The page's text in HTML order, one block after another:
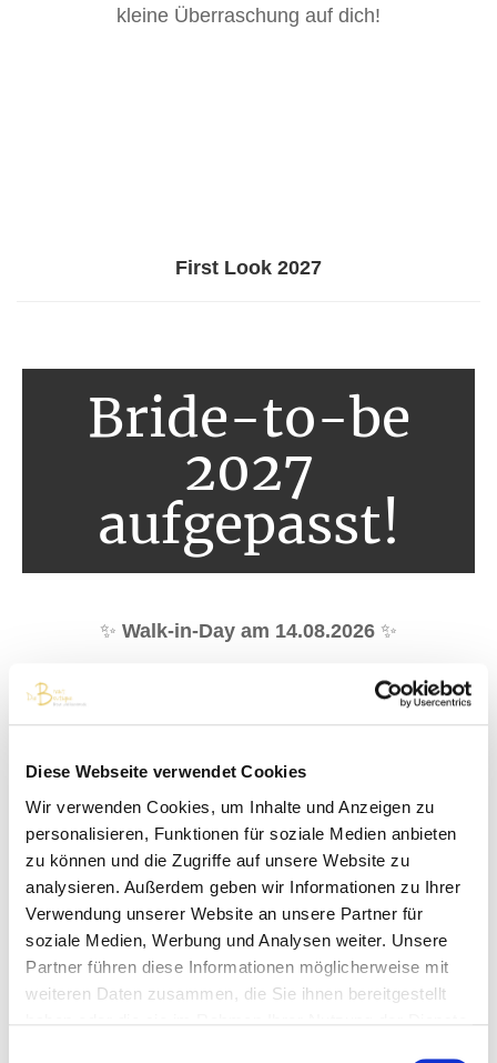
Diese Webseite verwendet Cookies
Wir verwenden Cookies, um Inhalte und Anzeigen zu
personalisieren, Funktionen für soziale Medien anbieten
zu können und die Zugriffe auf unsere Website zu
analysieren. Außerdem geben wir Informationen zu Ihrer
Verwendung unserer Website an unsere Partner für
soziale Medien, Werbung und Analysen weiter. Unsere
Partner führen diese Informationen möglicherweise mit
weiteren Daten zusammen, die Sie ihnen bereitgestellt
kleine Überraschung auf dich!
First Look 2027
Bride-to-be
2027
aufgepasst!
✨ Walk-in-Day am 14.08.2026 ✨
Lass dich von unserer Bridal Breeze inspirieren und
genieße am Freitag, den 14. August, von 14:00 bis
18:00 Uhr einen Nachmittag voller Leichtigkeit,
Lerne uns und unseren Store ganz unverbindlich
kennen, entdecke unsere einzigartige
Brautmodenkollektion 2027 und genieße
gemeinsam mit deinen Liebsten die entspannte
Atmosphäre. Stöbere durch unsere neuesten
Designs, lass dich inspirieren und stoße bei einem
erfrischenden Drink auf deinen großen Tag an.